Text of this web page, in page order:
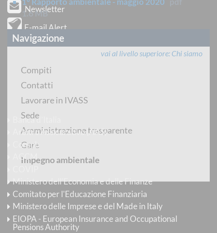
1.6 MB
Navigazione
vai al livello superiore Chi siamo
Compiti
Contatti
Lavorare in IVASS
Sede
Amministrazione trasparente
Gare
Impegno ambientale
Newsletter
E-mail Alert
YouTube
RSS
Banca d’Italia
Arbitro Assicurativo (AAS)
Consob
AGCM
Ministero dell'Economia e delle Finanze
Comitato per l'Educazione Finanziaria
Ministero delle Imprese e del Made in Italy
EIOPA - European Insurance and Occupational
Pensions Authority